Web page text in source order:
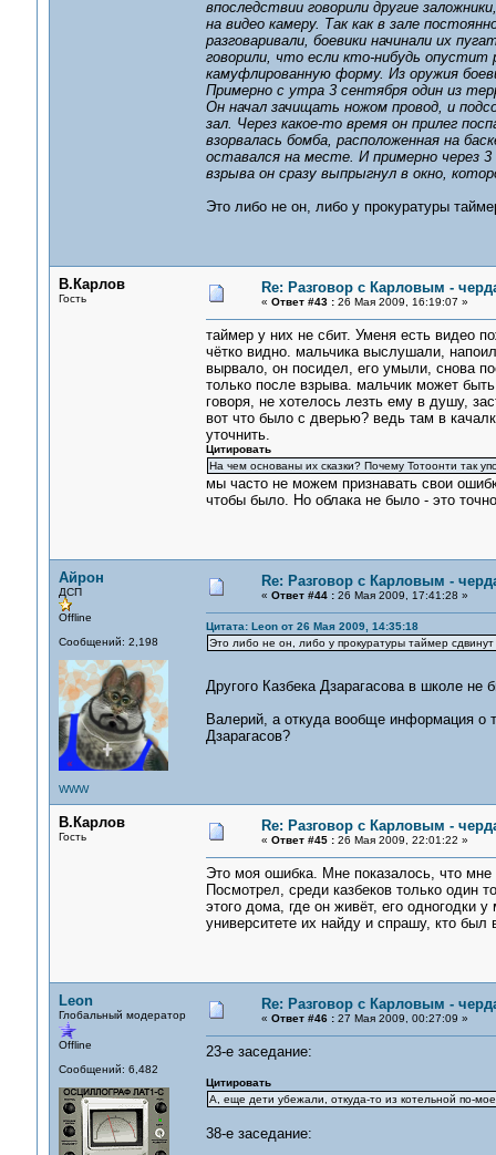
впоследствии говорили другие
на видео камеру. Так как в зале
разговаривали, боевики начинали их
говорили, что если кто-нибудь
камуфлированную форму. Из оружия
Примерно с утра 3 сентября один из
Он начал зачищать ножом провод, и
зал. Через какое-то время он прилег
взорвалась бомба, расположенная на
оставался на месте. И примерно через
взрыва он сразу выпрыгнул в окно,
Это либо не он, либо у прокуратуры
В.Карлов
Гость
Re: Разговор с Карловым -
« Ответ #43 :26 Мая 2009, 16:19:07 »
таймер у них не сбит. Уменя есть видео
чётко видно. мальчика выслушали,
вырвало, он посидел, его умыли, снова
только после взрыва. мальчик может
говоря, не хотелось лезть ему в душу,
вот что было с дверью? ведь там в
уточнить.
Цитировать
На чем основаны их сказки? Почему Тотоонти так
мы часто не можем признавать свои
чтобы было. Но облака не было - это
Айрон
ДСП
Offline
Сообщений: 2,198
WWW
Re: Разговор с Карловым -
« Ответ #44 :26 Мая 2009, 17:41:28 »
Цитата: Leon от 26 Мая 2009, 14:35:18
Это либо не он, либо у прокуратуры таймер
Другого Казбека Дзарагасова в школе
Валерий, а откуда вообще информация о
Дзарагасов?
В.Карлов
Гость
Re: Разговор с Карловым -
« Ответ #45 :26 Мая 2009, 22:01:22 »
Это моя ошибка. Мне показалось, что
Посмотрел, среди казбеков только один
этого дома, где он живёт, его одногодки
университете их найду и спрашу, кто был
Leon
Глобальный модератор
Offline
Сообщений: 6,482
Re: Разговор с Карловым -
« Ответ #46 :27 Мая 2009, 00:27:09 »
23-е заседание:
Цитировать
А, еще дети убежали, откуда-то из котельной по-
38-е заседание: